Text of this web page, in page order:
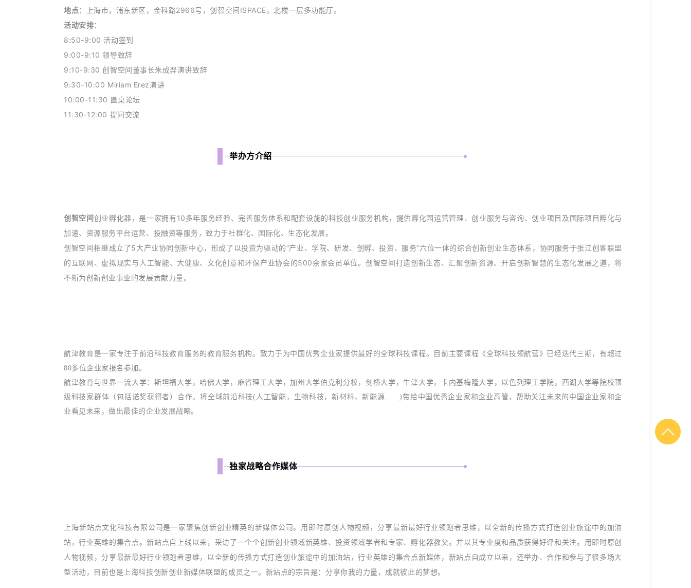
地点：上海市，浦东新区，金科路2966号，创智空间ISPACE，北楼一层多功能厅。
活动安排：
8:50-9:00 活动签到
9:00-9:10 领导致辞
9:10-9:30 创智空间董事长朱成羿演讲致辞
9:30-10:00 Miriam Erez演讲
10:00-11:30 圆桌论坛
11:30-12:00 提问交流
举办方介绍
创智空间创业孵化器，是一家拥有10多年服务经验、完善服务体系和配套设施的科技创业服务机构，提供孵化园运营管理、创业服务与咨询、创业项目及国际项目孵化与
加速、资源服务平台运营、投融资等服务，致力于社群化、国际化、生态化发展。
创智空间相继成立了5大产业协同创新中心，形成了以投资为驱动的“产业、学院、研发、创孵、投资、服务”六位一体的综合创新创业生态体系，协同服务于张江创客联盟
的互联网、虚拟现实与人工智能、大健康、文化创意和环保产业协会的500余家会员单位。创智空间打造创新生态、汇聚创新资源、开启创新智慧的生态化发展之道，将
不断为创新创业事业的发展贡献力量。
航津教育是一家专注于前沿科技教育服务的教育服务机构。致力于为中国优秀企业家提供最好的全球科技课程。目前主要课程《全球科技领航营》已经迭代三期，有超过
80多位企业家报名参加。
航津教育与世界一流大学：斯坦福大学，哈佛大学，麻省理工大学，加州大学伯克利分校，剑桥大学，牛津大学，卡内基梅隆大学，以色列理工学院，西湖大学等院校顶
级科技家群体（包括诺奖获得者）合作。将全球前沿科技(人工智能，生物科技，新材料，新能源……)带给中国优秀企业家和企业高管，帮助关注未来的中国企业家和企
业看见未来，做出最佳的企业发展战略。
独家战略合作媒体
上海新站点文化科技有限公司是一家聚焦创新创业精英的新媒体公司。用即时原创人物视频，分享最新最好行业领跑者思维，以全新的传播方式打造创业旅途中的加油
站，行业英雄的集合点。新站点自上线以来，采访了一个个创新创业领域新英雄、投资领域学者和专家、孵化器教父。并以其专业度和品质获得好评和关注。用即时原创
人物视频，分享最新最好行业领跑者思维，以全新的传播方式打造创业旅途中的加油站，行业英雄的集合点新媒体，新站点自成立以来，还举办、合作和参与了很多场大
型活动，目前也是上海科技创新创业新媒体联盟的成员之一。新站点的宗旨是：分享你我的力量，成就彼此的梦想。